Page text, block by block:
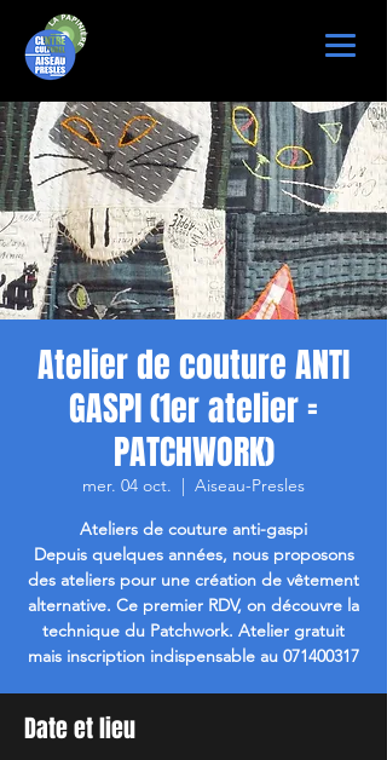
Atelier de couture ANTI
GASPI (1er atelier =
PATCHWORK)
mer. 04 oct.
  |
Aiseau-Presles
Ateliers de couture anti-gaspi
Depuis quelques années, nous proposons
des ateliers pour une création de vêtement
alternative. Ce premier RDV, on découvre la
technique du Patchwork. Atelier gratuit
mais inscription indispensable au 071400317
Date et lieu